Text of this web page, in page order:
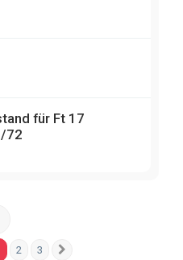
für Ft 17
72
2 3